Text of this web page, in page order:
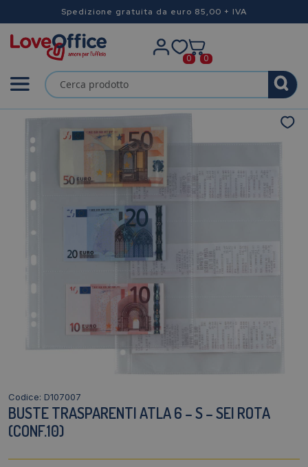
Spedizione gratuita da euro 85,00 + IVA
0 0
Codice: D107007
BUSTE TRASPARENTI ATLA 6 – S – SEI ROTA
(CONF.10)